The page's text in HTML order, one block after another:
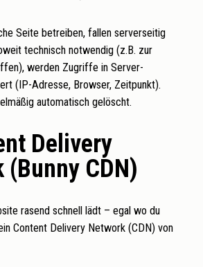
Seite betreiben, fallen serverseitig
technisch notwendig (z.B. zur
werden Zugriffe in Server-
(IP-Adresse, Browser, Zeitpunkt).
automatisch gelöscht.
Delivery
(Bunny CDN)
rasend schnell lädt – egal wo du
Content Delivery Network (CDN) von